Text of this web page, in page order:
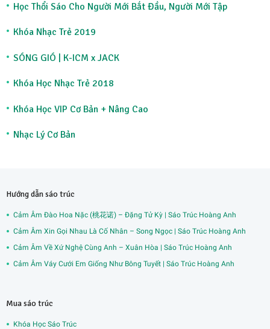
Học Thổi Sáo Cho Người Mới Bắt Đầu, Người Mới Tập
Khóa Nhạc Trẻ 2019
SÓNG GIÓ | K-ICM x JACK
Khóa Học Nhạc Trẻ 2018
Khóa Học VIP Cơ Bản + Nâng Cao
Nhạc Lý Cơ Bản
Hướng dẫn sáo trúc
Cảm Âm Đào Hoa Nặc (桃花诺) – Đặng Tử Kỳ | Sáo Trúc Hoàng Anh
Cảm Âm Xin Gọi Nhau Là Cố Nhân – Song Ngọc | Sáo Trúc Hoàng Anh
Cảm Âm Về Xứ Nghệ Cùng Anh – Xuân Hòa | Sáo Trúc Hoàng Anh
Cảm Âm Váy Cưới Em Giống Như Bông Tuyết | Sáo Trúc Hoàng Anh
Mua sáo trúc
Khóa Học Sáo Trúc